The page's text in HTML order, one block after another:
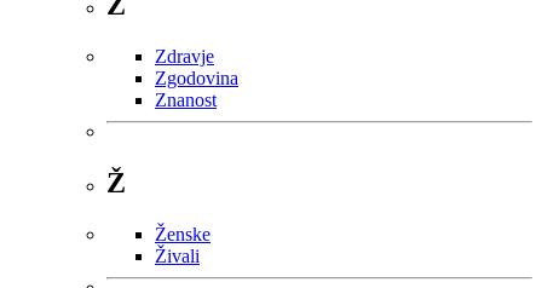
Zdravje
Zgodovina
Znanost
Ž
Ženske
Živali